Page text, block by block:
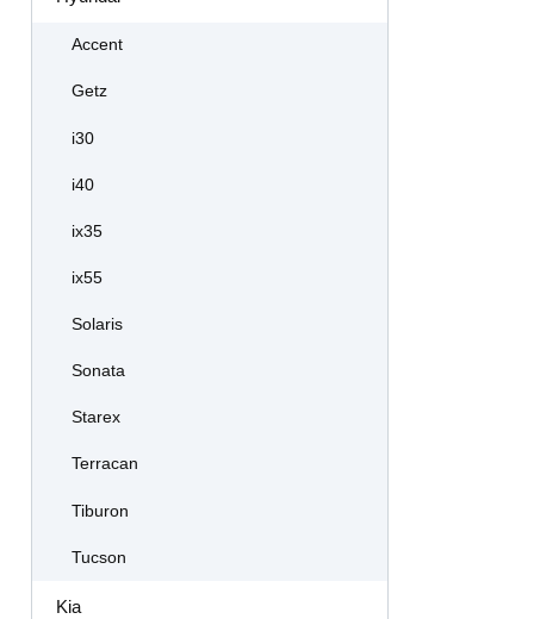
Accent
Getz
i30
i40
ix35
ix55
Solaris
Sonata
Starex
Terracan
Tiburon
Tucson
Kia